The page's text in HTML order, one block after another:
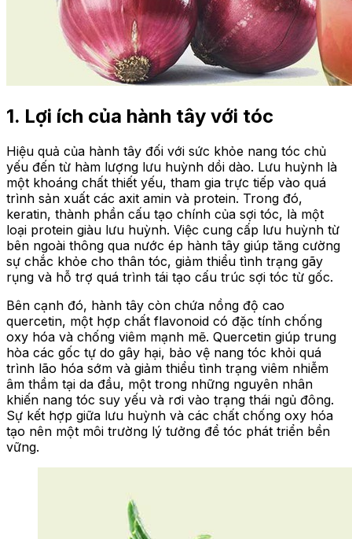
1. Lợi ích của hành tây với tóc
Hiệu quả của hành tây đối với sức khỏe nang tóc chủ
yếu đến từ hàm lượng lưu huỳnh dồi dào. Lưu huỳnh là
một khoáng chất thiết yếu, tham gia trực tiếp vào quá
trình sản xuất các axit amin và protein. Trong đó,
keratin, thành phần cấu tạo chính của sợi tóc, là một
loại protein giàu lưu huỳnh. Việc cung cấp lưu huỳnh từ
bên ngoài thông qua nước ép hành tây giúp tăng cường
sự chắc khỏe cho thân tóc, giảm thiểu tình trạng gãy
rụng và hỗ trợ quá trình tái tạo cấu trúc sợi tóc từ gốc.
Bên cạnh đó, hành tây còn chứa nồng độ cao
quercetin, một hợp chất flavonoid có đặc tính chống
oxy hóa và chống viêm mạnh mẽ. Quercetin giúp trung
hòa các gốc tự do gây hại, bảo vệ nang tóc khỏi quá
trình lão hóa sớm và giảm thiểu tình trạng viêm nhiễm
âm thầm tại da đầu, một trong những nguyên nhân
khiến nang tóc suy yếu và rơi vào trạng thái ngủ đông.
Sự kết hợp giữa lưu huỳnh và các chất chống oxy hóa
tạo nên một môi trường lý tưởng để tóc phát triển bền
vững.